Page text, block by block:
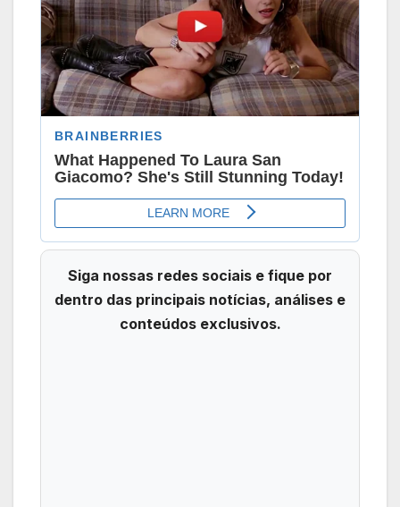
Siga nossas redes sociais e fique por
dentro das principais notícias, análises e
conteúdos exclusivos.